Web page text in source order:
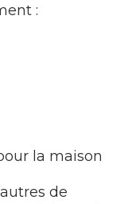
:
la maison
de